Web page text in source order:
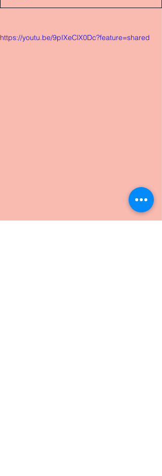
https://youtu.be/9pIXeClX0Dc?feature=shared